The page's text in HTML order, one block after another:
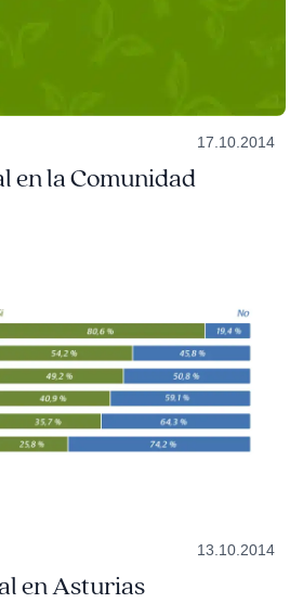
17.10.2014
en la Comunidad
13.10.2014
en Asturias